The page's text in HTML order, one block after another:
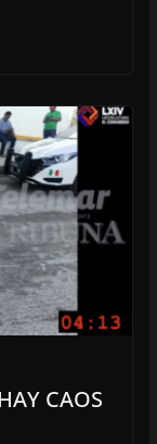
CAOS